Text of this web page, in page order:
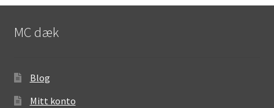
MC dæk
Blog
Mitt konto